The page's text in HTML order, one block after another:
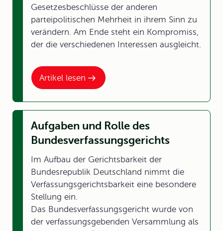
Artikel lesen
Gesetzesbeschlüsse der anderen
parteipolitischen Mehrheit in ihrem Sinn zu
verändern. Am Ende steht ein Kompromiss,
der die verschiedenen Interessen ausgleicht.
Aufgaben und Rolle des
Bundesverfassungsgerichts
Im Aufbau der Gerichtsbarkeit der
Bundesrepublik Deutschland nimmt die
Verfassungsgerichtsbarkeit eine besondere
Stellung ein.
Das Bundesverfassungsgericht wurde von
der verfassungsgebenden Versammlung als